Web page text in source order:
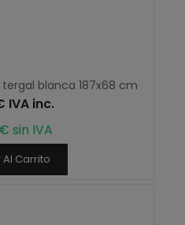
blanca 187x68 cm
IVA inc.
sin IVA
Carrito